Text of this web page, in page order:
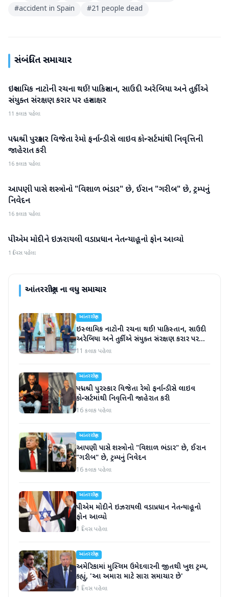
#accident in Spain #21 people dead
સંબંધિત સમાચાર
આંતરરાષ્ટ્રીય
ઇસ્લામિક નાટોની રચના થઈ! પાકિસ્તાન, સાઉદી અરેબિયા અને તુર્કીએ
સંયુક્ત સંરક્ષણ કરાર પર હસ્તાક્ષર
11 કલાક પહેલા
આંતરરાષ્ટ્રીય
પદ્મશ્રી પુરસ્કાર વિજેતા રેમો ફર્નાન્ડીસે લાઇવ કોન્સર્ટમાંથી નિવૃત્તિની
જાહેરાત કરી
16 કલાક પહેલા
આંતરરાષ્ટ્રીય
આપણી પાસે શસ્ત્રોનો "વિશાળ ભંડાર" છે, ઈરાન "ગરીબ" છે, ટ્રમ્પનું
નિવેદન
16 કલાક પહેલા
આંતરરાષ્ટ્રીય
પીએમ મોદીને ઇઝરાયલી વડાપ્રધાન નેતન્યાહૂનો ફોન આવ્યો
1 દિવસ પહેલા
આંતરરાષ્ટ્રીયના વધુ સમાચાર
આંતરરાષ્ટ્રીય
ઇસ્લામિક નાટોની રચના થઈ! પાકિસ્તાન, સાઉદી
અરેબિયા અને તુર્કીએ સંયુક્ત સંરક્ષણ કરાર પર
હસ્તાક્ષર
11 કલાક પહેલા
આંતરરાષ્ટ્રીય
પદ્મશ્રી પુરસ્કાર વિજેતા રેમો ફર્નાન્ડીસે લાઇવ
કોન્સર્ટમાંથી નિવૃત્તિની જાહેરાત કરી
16 કલાક પહેલા
આંતરરાષ્ટ્રીય
આપણી પાસે શસ્ત્રોનો "વિશાળ ભંડાર" છે, ઈરાન
"ગરીબ" છે, ટ્રમ્પનું નિવેદન
16 કલાક પહેલા
આંતરરાષ્ટ્રીય
પીએમ મોદીને ઇઝરાયલી વડાપ્રધાન નેતન્યાહૂનો
ફોન આવ્યો
1 દિવસ પહેલા
આંતરરાષ્ટ્રીય
અમેરિકામાં મુસ્લિમ ઉમેદવારની જીતથી ખુશ ટ્રમ્પ,
કહ્યું, 'આ અમારા માટે સારા સમાચાર છે'
1 દિવસ પહેલા